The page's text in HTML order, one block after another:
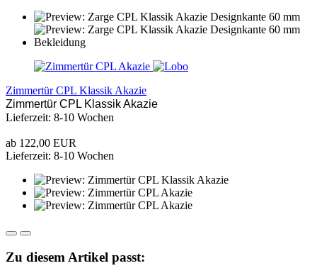
Zimmertür CPL Klassik Akazie
Zimmertür CPL Klassik Akazie
Lieferzeit: 8-10 Wochen
ab 122,00 EUR
Lieferzeit: 8-10 Wochen
Zu diesem Artikel passt: